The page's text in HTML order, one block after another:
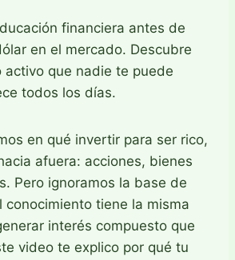
financiera antes de
en el mercado. Descubre
activo que nadie te puede
todos los días.
en qué invertir para ser rico,
afuera: acciones, bienes
Pero ignoramos la base de
conocimiento tiene la misma
interés compuesto que
video te explico por qué tu